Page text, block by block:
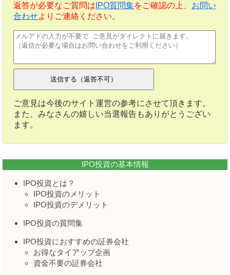
返答が必要なご質問は IPO質問集をご確認の上、 お問い
合わせよりご連絡ください。
ご意見は今後のサイト運営の参考にさせて頂きます。
また、みなさんの嬉しい当選報告もありがとうござい
ます。
IPO投資の基本情報
IPO投資とは？
IPO投資のメリット
IPO投資のデメリット
IPO投資の質問集
IPO投資におすすめの証券会社
お得なタイアップ企画
資金不要の証券会社